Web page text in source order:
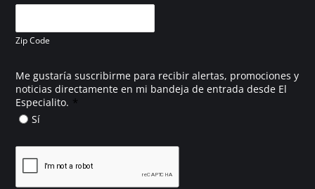
Zip Code
Me gustaría suscribirme para recibir alertas, promociones y
noticias directamente en mi bandeja de entrada desde El
Especialito. *
Sí